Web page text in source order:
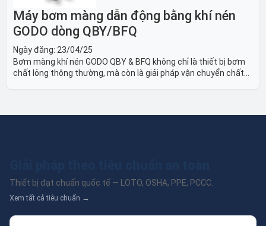
Máy bơm màng dẫn động bằng khí nén
GODO dòng QBY/BFQ
Ngày đăng: 23/04/25
Bơm màng khí nén GODO QBY & BFQ không chỉ là thiết bị bơm
chất lỏng thông thường, mà còn là giải pháp vận chuyển chất
Thiết bị đạt chuẩn quốc tế — LOTO, OSHA, PPE, PCCC.
Xem tất cả tiêu chuẩn →